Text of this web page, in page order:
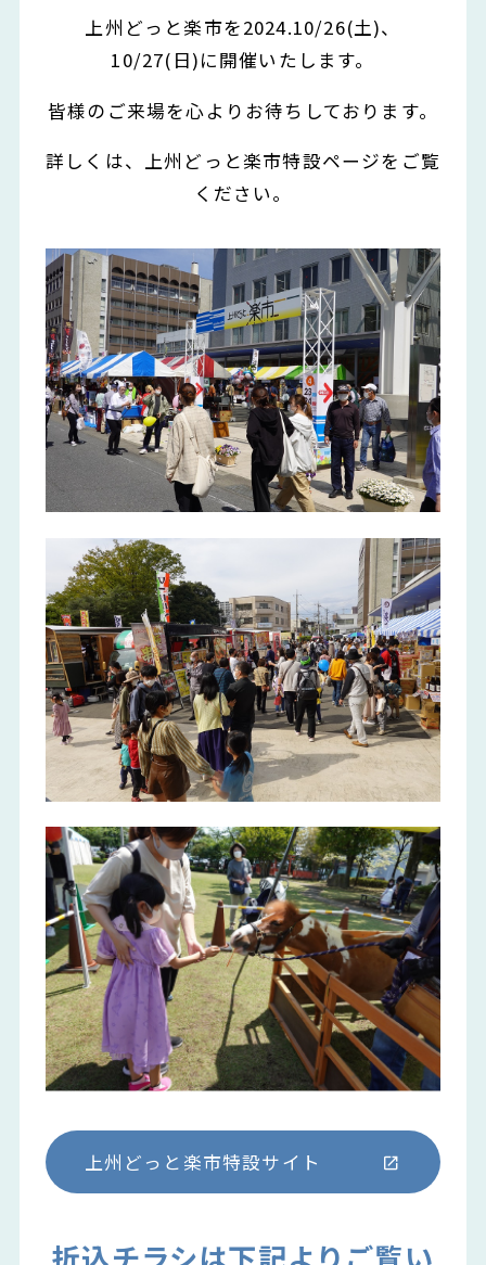
上州どっと楽市を2024.10/26(土)、
10/27(日)に開催いたします。
皆様のご来場を心よりお待ちしております。
詳しくは、上州どっと楽市特設ページをご覧
ください。
上州どっと楽市特設サイト